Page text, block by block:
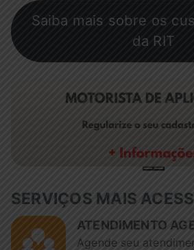
Saiba mais sobre os
da RIT
SERVIÇOS MAIS
ATENDIMENTO
Agende seu